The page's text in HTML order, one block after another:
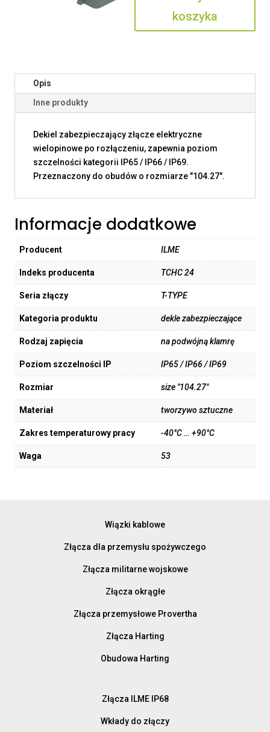
koszyka
Opis
Inne produkty
Dekiel zabezpieczający złącze elektryczne
wielopinowe po rozłączeniu, zapewnia poziom
szczelności kategorii IP65 / IP66 / IP69.
Przeznaczony do obudów o rozmiarze "104.27".
Informacje dodatkowe
Producent ILME
Indeks producenta TCHC 24
Seria złączy T-TYPE
Kategoria produktu dekle zabezpieczające
Rodzaj zapięcia na podwójną klamrę
Poziom szczelności IP IP65 / IP66 / IP69
Rozmiar size "104.27"
Materiał tworzywo sztuczne
Zakres temperaturowy pracy -40°C … +90°C
Waga 53
Wiązki kablowe
Złącza dla przemysłu spożywczego
Złącza militarne wojskowe
Złącza okrągłe
Złącza przemysłowe Provertha
Złącza Harting
Obudowa Harting
Złącza ILME IP68
Wkłady do złączy